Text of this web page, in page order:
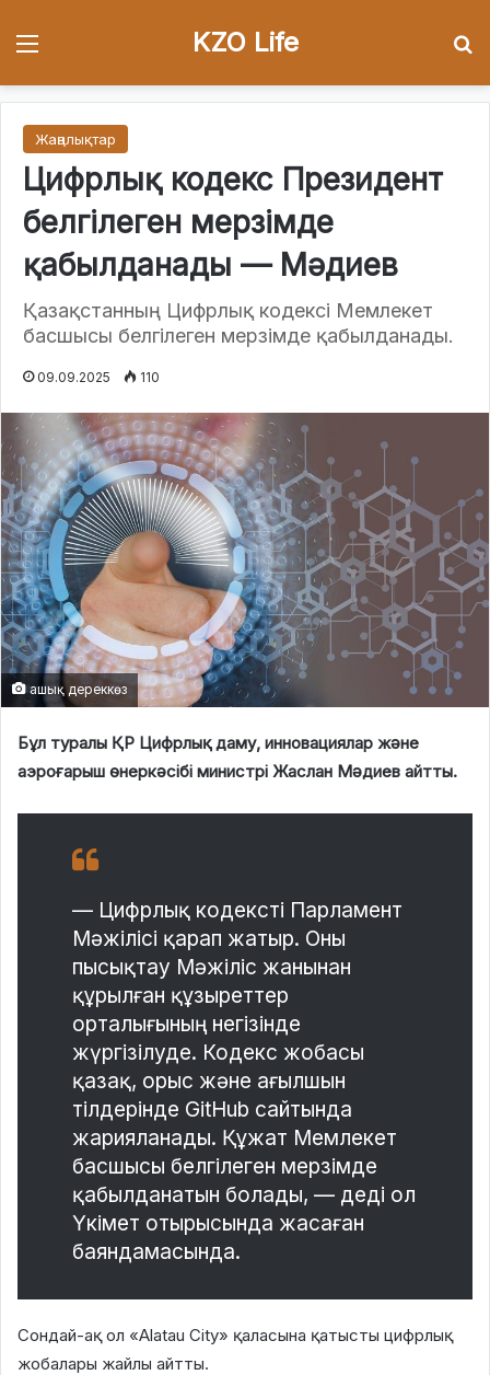
KZO Life
Жаңалықтар
Цифрлық кодекс Президент
белгілеген мерзімде
қабылданады — Мәдиев
Қазақстанның Цифрлық кодексі Мемлекет
басшысы белгілеген мерзімде қабылданады.
09.09.2025 110
ашық дереккөз
Бұл туралы ҚР Цифрлық даму, инновациялар және
аэроғарыш өнеркәсібі министрі Жаслан Мәдиев айтты.
— Цифрлық кодексті Парламент
Мәжілісі қарап жатыр. Оны
пысықтау Мәжіліс жанынан
құрылған құзыреттер
орталығының негізінде
жүргізілуде. Кодекс жобасы
қазақ, орыс және ағылшын
тілдерінде GitHub сайтында
жарияланады. Құжат Мемлекет
басшысы белгілеген мерзімде
қабылданатын болады, — деді ол
Үкімет отырысында жасаған
баяндамасында.
Сондай-ақ ол «Alatau City» қаласына қатысты цифрлық
жобалары жайлы айтты.